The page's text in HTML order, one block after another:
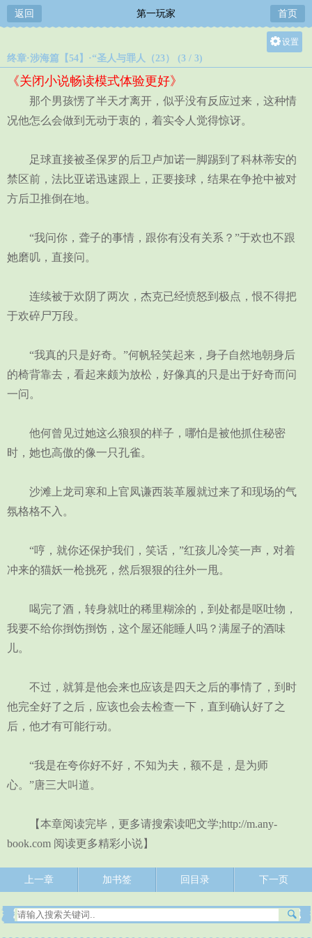
返回 第一玩家 首页
设置
中
终章·涉海篇【54】·“圣人与罪人（23） (3 / 3)
《关闭小说畅读模式体验更好》
那个男孩愣了半天才离开，似乎没有反应过来，这种情
况他怎么会做到无动于衷的，着实令人觉得惊讶。
足球直接被圣保罗的后卫卢加诺一脚踢到了科林蒂安的
禁区前，法比亚诺迅速跟上，正要接球，结果在争抢中被对
方后卫推倒在地。
“我问你，聋子的事情，跟你有没有关系？”于欢也不跟
她磨叽，直接问。
连续被于欢阴了两次，杰克已经愤怒到极点，恨不得把
于欢碎尸万段。
“我真的只是好奇。”何帆轻笑起来，身子自然地朝身后
的椅背靠去，看起来颇为放松，好像真的只是出于好奇而问
一问。
他何曾见过她这么狼狈的样子，哪怕是被他抓住秘密
时，她也高傲的像一只孔雀。
沙滩上龙司寒和上官凤谦西装革履就过来了和现场的气
氛格格不入。
“哼，就你还保护我们，笑话，”红孩儿冷笑一声，对着
冲来的猫妖一枪挑死，然后狠狠的往外一甩。
喝完了酒，转身就吐的稀里糊涂的，到处都是呕吐物，
我要不给你捯饬捯饬，这个屋还能睡人吗？满屋子的酒味
儿。
不过，就算是他会来也应该是四天之后的事情了，到时
他完全好了之后，应该也会去检查一下，直到确认好了之
后，他才有可能行动。
“我是在夸你好不好，不知为夫，额不是，是为师
心。”唐三大叫道。
【本章阅读完毕，更多请搜索读吧文学;http://m.any-
book.com 阅读更多精彩小说】
上一章 加书签 回目录 下一页